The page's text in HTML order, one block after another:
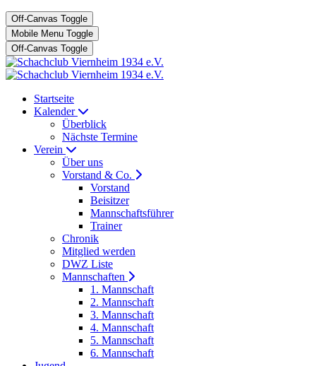
Off-Canvas Toggle
Mobile Menu Toggle
Off-Canvas Toggle
Startseite
Kalender
Überblick
Nächste Termine
Verein
Über uns
Vorstand & Co.
Vorstand
Beisitzer
Mannschaftsführer
Trainer
Chronik
Mitglied werden
DWZ Liste
Mannschaften
1. Mannschaft
2. Mannschaft
3. Mannschaft
4. Mannschaft
5. Mannschaft
6. Mannschaft